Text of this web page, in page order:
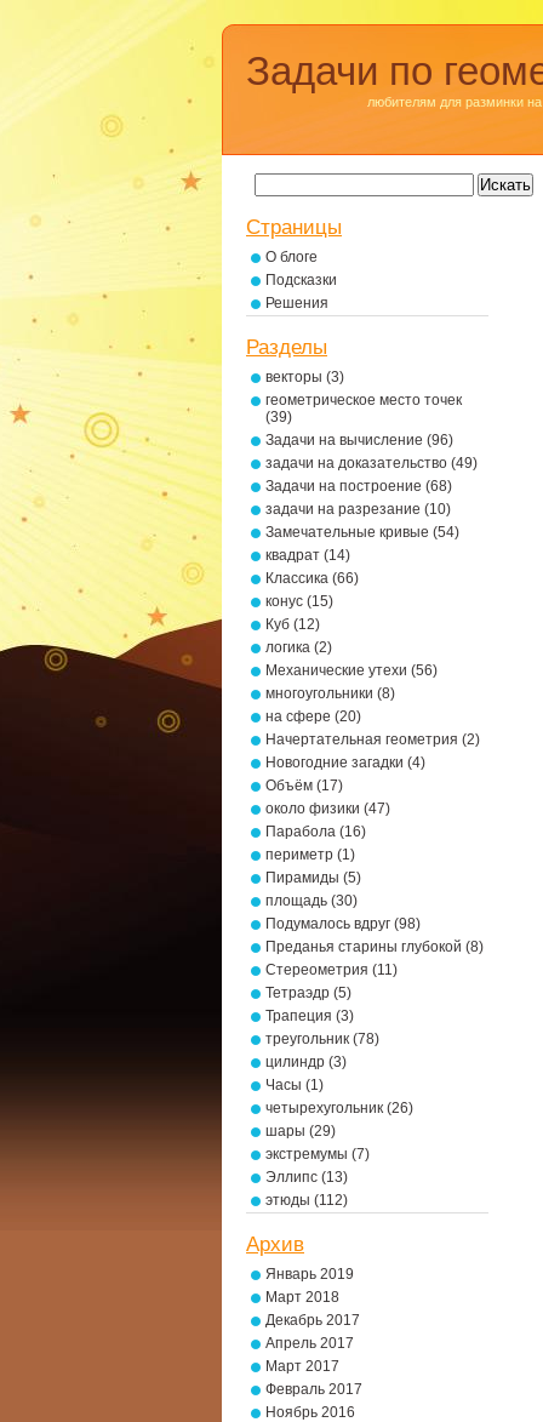
Задачи по
любителям для разминки на
Страницы
О блоге
Подсказки
Решения
Разделы
векторы (3)
геометрическое место точек
(39)
Задачи на вычисление (96)
задачи на доказательство (49)
Задачи на построение (68)
задачи на разрезание (10)
Замечательные кривые (54)
квадрат (14)
Классика (66)
конус (15)
Куб (12)
логика (2)
Механические утехи (56)
многоугольники (8)
на сфере (20)
Начертательная геометрия (2)
Новогодние загадки (4)
Объём (17)
около физики (47)
Парабола (16)
периметр (1)
Пирамиды (5)
площадь (30)
Подумалось вдруг (98)
Преданья старины глубокой (8)
Стереометрия (11)
Тетраэдр (5)
Трапеция (3)
треугольник (78)
цилиндр (3)
Часы (1)
четырехугольник (26)
шары (29)
экстремумы (7)
Эллипс (13)
этюды (112)
Архив
Январь 2019
Март 2018
Декабрь 2017
Апрель 2017
Март 2017
Февраль 2017
Ноябрь 2016